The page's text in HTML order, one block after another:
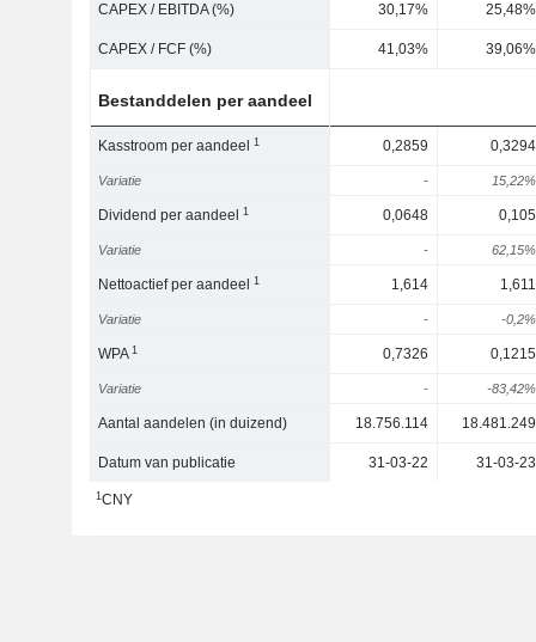
CAPEX / EBITDA (%) 30,17% 25,48%
CAPEX / FCF (%) 41,03% 39,06%
Bestanddelen per aandeel
Kasstroom per aandeel1 0,2859 0,3294
Variatie - 15,22%
Dividend per aandeel1 0,0648 0,105
Variatie - 62,15%
Nettoactief per aandeel1 1,614 1,611
Variatie - -0,2%
WPA1 0,7326 0,1215
Variatie - -83,42%
Aantal aandelen (in duizend) 18.756.114 18.481.249
Datum van publicatie 31-03-22 31-03-23
1CNY